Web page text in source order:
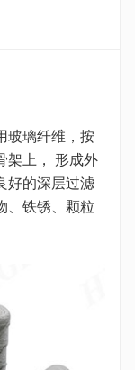
玻璃纤维，按
架上， 形成外
好的深层过滤
、铁锈、颗粒